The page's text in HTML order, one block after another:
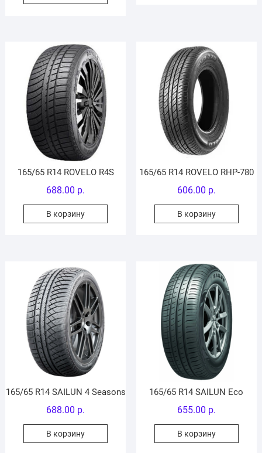
165/65 R14 ROVELO R4S
688.00 р.
В корзину
165/65 R14 ROVELO RHP-780
606.00 р.
В корзину
165/65 R14 SAILUN 4 Seasons
688.00 р.
В корзину
165/65 R14 SAILUN Eco
655.00 р.
В корзину